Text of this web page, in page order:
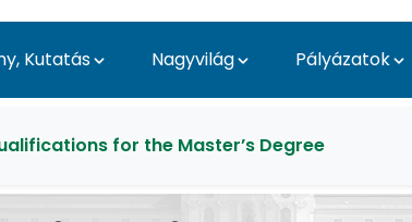
Kutatás Nagyvilág Pályázatok
Tájépítészeti,
for the Master’s Degree